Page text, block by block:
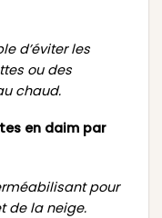
d’éviter les
ou des
chaud.
en daim par
pour
de la neige.